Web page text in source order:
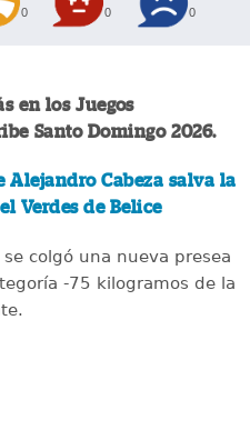
0 0 0
en los Juegos
Santo Domingo 2026.
Alejandro Cabeza salva la
Verdes de Belice
colgó una nueva presea
-75 kilogramos de la